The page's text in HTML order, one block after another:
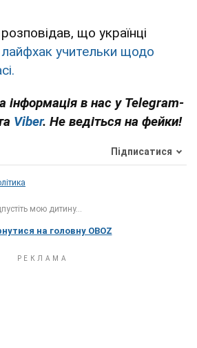
що українці
лайфхак учительки щодо
інформація в нас у Telegram-
Viber. Не ведіться на фейки!
Підписатися
мою дитину...
на головну OBOZ